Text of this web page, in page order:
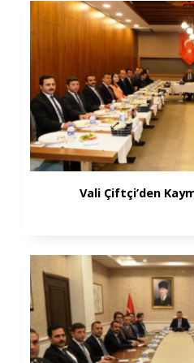
Vali Çiftçi’den